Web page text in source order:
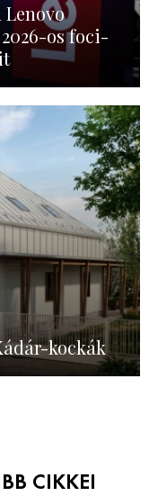
os foci-
kockák
CIKKEI